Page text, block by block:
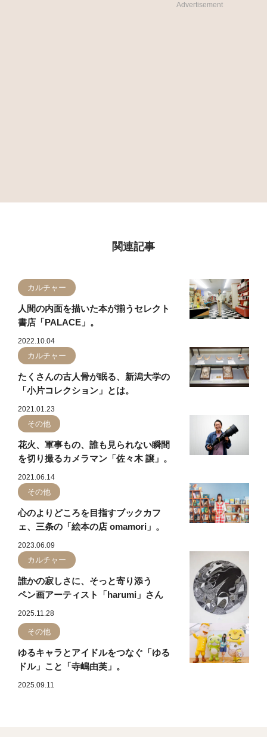
Advertisement
関連記事
カルチャー
人間の内面を描いた本が揃うセレクト
書店「PALACE」。
2022.10.04
カルチャー
たくさんの古人骨が眠る、新潟大学の
「小片コレクション」とは。
2021.01.23
その他
花火、軍事もの、誰も見られない瞬間
を切り撮るカメラマン「佐々木 譲」。
2021.06.14
その他
心のよりどころを目指すブックカフ
ェ、三条の「絵本の店 omamori」。
2023.06.09
カルチャー
誰かの寂しさに、そっと寄り添う
ペン画アーティスト「harumi」さん
2025.11.28
その他
ゆるキャラとアイドルをつなぐ「ゆる
ドル」こと「寺嶋由芙」。
2025.09.11